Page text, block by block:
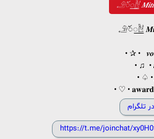
𓄂꯭ꪰ𓁪
𓄂꯭ꪰ𓁪
• ✰‌ •
• ♫ •
• ♤
• ♡ •
تلگرام
https://t.me/joinchat/